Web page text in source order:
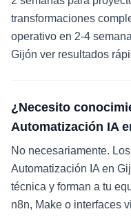
transformaciones
operativo en 2-4
Gijón ver resultados
¿Necesito
Automatización IA
No necesariamente.
Automatización IA en
técnica y forman a tu
n8n, Make o interfaces